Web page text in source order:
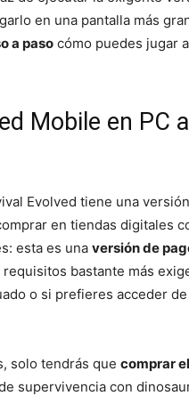
en una pantalla más
a paso cómo puedes jugar
Mobile en PC
Evolved tiene una
en tiendas digitales
esta es una versión de
bastante más
o si prefieres acceder
solo tendrás que comprar
supervivencia con